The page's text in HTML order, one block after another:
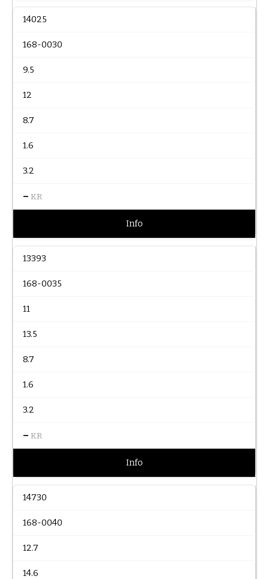
14025
168-0030
9.5
12
8.7
1.6
3.2
– KR
Info
13393
168-0035
11
13.5
8.7
1.6
3.2
– KR
Info
14730
168-0040
12.7
14.6